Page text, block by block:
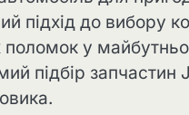
підхід до вибору
поломок у
підбір